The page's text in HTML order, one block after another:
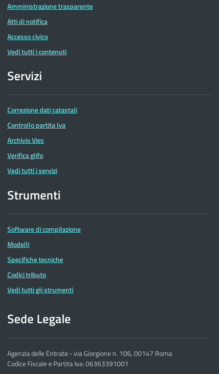
Amministrazione trasparente
Atti di notifica
Accesso civico
Vedi tutti i contenuti
Servizi
Correzione dati catastali
Controllo partita Iva
Archivio Vies
Verifica glifo
Vedi tutti i servizi
Strumenti
Software di compilazione
Modelli
Specifiche tecniche
Codici tributo
Vedi tutti gli strumenti
Sede Legale
Agenzia delle Entrate - via Giorgione n. 106, 00147 Roma
Codice Fiscale e Partita Iva: 06363391001